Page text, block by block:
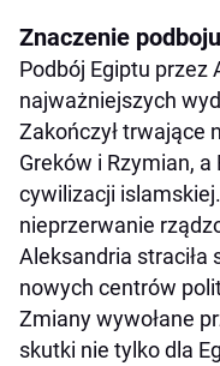
Znaczenie
Podbój Egiptu przez
najważniejszych
Zakończył trwające
Greków i Rzymian, a
cywilizacji
nieprzerwanie
Aleksandria straciła
nowych centrów
Zmiany wywołane
skutki nie tylko dla